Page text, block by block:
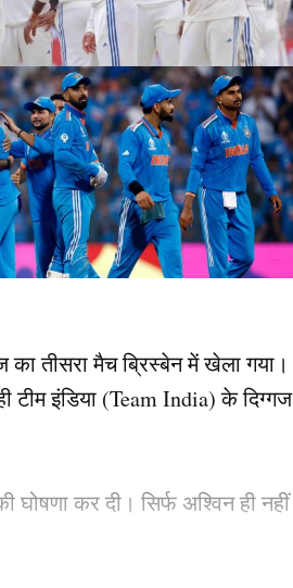
तीसरा मैच ब्रिस्बेन में खेला गया।
इंडिया (Team India) के दिग्गज
कर दी। सिर्फ अश्विन ही नहीं